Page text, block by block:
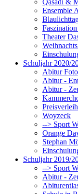
Qasadi &
Ensemble
Theater
Schuljahr 2020/
Abitur
Abitur -
Abitur -
Woyzeck
--> Sport
Orange
Stephan
Schuljahr 2019/
--> Sport
Abitur -